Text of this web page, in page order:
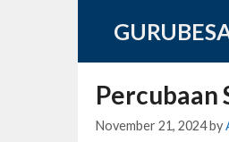
Percubaan
November 21, 2024by